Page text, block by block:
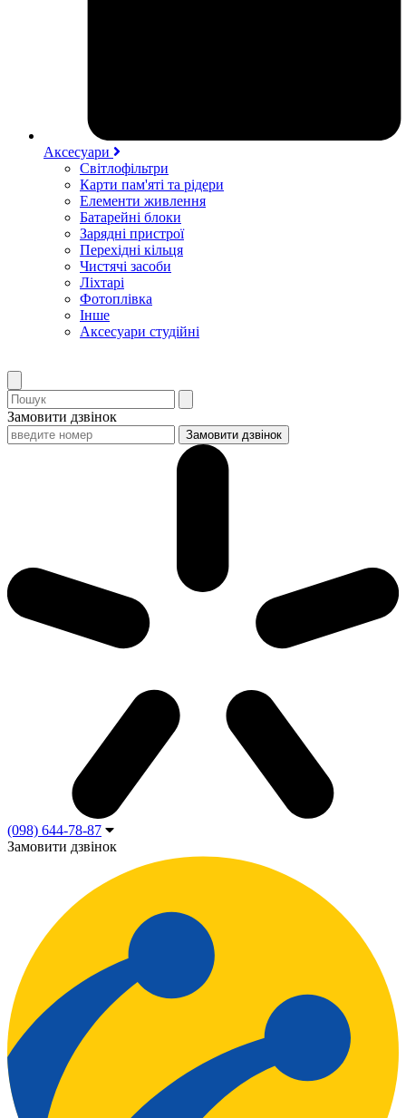
Аксесуари
Світлофільтри
Карти пам'яті та рідери
Елементи живлення
Батарейні блоки
Зарядні пристрої
Перехідні кільця
Чистячі засоби
Ліхтарі
Фотоплівка
Інше
Аксесуари студійні
Замовити дзвінок
(098) 644-78-87
Замовити дзвінок